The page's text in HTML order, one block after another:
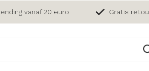
vanaf 20 euro Gratis